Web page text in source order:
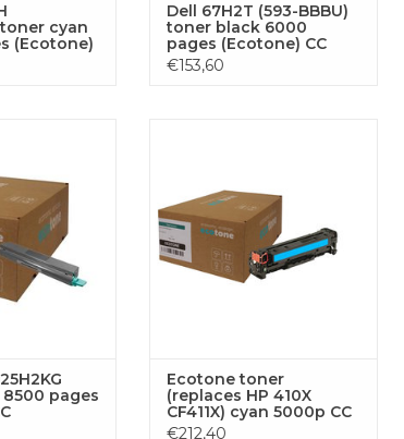
cyan
(Ecotone)
Dell 67H2T (593-BBBU)
toner black 6000
pages (Ecotone) CC
€153,60
HINZUFÜGEN
pages
Ecotone toner
(replaces HP 410X
CF411X) cyan 5000p CC
€212,40